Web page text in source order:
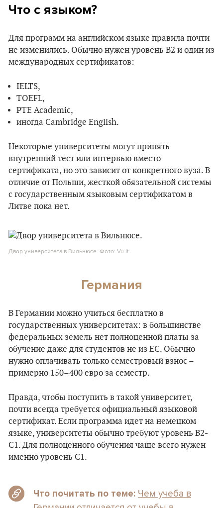
Что с языком?
Для программ на английском языке правила почти
не изменились. Обычно нужен уровень B2 и один из
международных сертификатов:
IELTS,
TOEFL,
PTE Academic,
иногда Cambridge English.
Некоторые университеты могут принять
внутренний тест или интервью вместо
сертификата, но это зависит от конкретного вуза. В
отличие от Польши, жесткой обязательной системы
с государственным языковым сертификатом в
Литве пока нет.
Двор университета в Вильнюсе. Фото: Vu.lt.
Германия
В Германии можно учиться бесплатно в
государственных университетах: в большинстве
федеральных земель нет полноценной платы за
обучение даже для студентов не из ЕС. Обычно
нужно оплачивать только семестровый взнос –
примерно 150–400 евро за семестр.
Правда, чтобы поступить в такой университет,
почти всегда требуется официальный языковой
сертификат. Если программа идет на немецком
языке, университеты обычно требуют уровень B2-
C1. Для полноценного обучения чаще всего нужен
именно уровень C1.
Что почитать по теме: Чем учеба в